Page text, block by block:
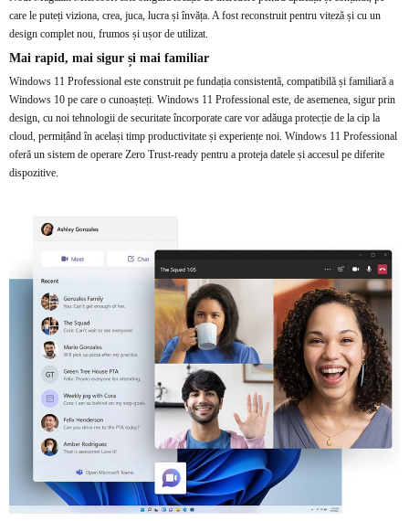
care le puteți viziona, crea, juca, lucra și învăța. A fost reconstruit pentru viteză și cu un
design complet nou, frumos și ușor de utilizat.
Mai rapid, mai sigur și mai familiar
Windows 11 Professional este construit pe fundația consistentă, compatibilă și familiară a
Windows 10 pe care o cunoașteți. Windows 11 Professional este, de asemenea, sigur prin
design, cu noi tehnologii de securitate încorporate care vor adăuga protecție de la cip la
cloud, permițând în același timp productivitate și experiențe noi. Windows 11 Professional
oferă un sistem de operare Zero Trust-ready pentru a proteja datele și accesul pe diferite
dispozitive.